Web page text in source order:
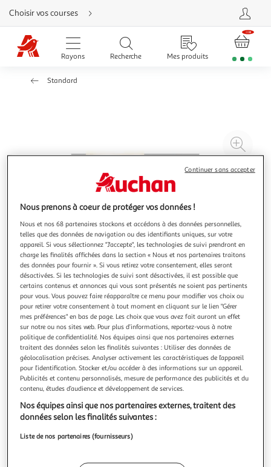
Aller
directement
au
contenu
Aller
directement
Aller
Choisir vos courses
Rayons Recherche Mes produits
Standard
à
4.5 (26)
SHEBA
Barquettes pâtée en sauce viandes poissons légumes
pour chat
12x85g 12 barquettes
Vous voulez connaître le prix de ce produit ?
Afficher le prix
Nous prenons à coeur de protéger vos données !
Nous et nos 68 partenaires stockons et accédons à des données personnelles,
telles que des données de navigation ou des identifiants uniques, sur votre
appareil. Si vous sélectionnez "J'accepte", les technologies de suivi prendront en
charge les finalités affichées dans la section « Nous et nos partenaires traitons
des données pour fournir ». Si vous retirez votre consentement, elles seront
désactivées. Si les technologies de suivi sont désactivées, il est possible que
certains contenus et annonces qui vous sont présentés ne soient pas pertinents
pour vous. Vous pouvez faire réapparaître ce menu pour modifier vos choix ou
pour retirer votre consentement à tout moment en cliquant sur le lien "Gérer
mes préférences" en bas de page. Les choix que vous avez fait auront un effet
sur notre ou nos sites web. Pour plus d’informations, reportez-vous à notre
politique de confidentialité. Nos équipes ainsi que nos partenaires externes
traitent des données selon les finalités suivantes : Utiliser des données de
géolocalisation précises. Analyser activement les caractéristiques de l’appareil
pour l’identification. Stocker et/ou accéder à des informations sur un appareil.
Publicités et contenu personnalisés, mesure de performance des publicités et du
contenu, études d’audience et développement de services.
Nos équipes ainsi que nos partenaires externes, traitent des
données selon les finalités suivantes :
Liste de nos partenaires (fournisseurs)
Continuer sans accepter